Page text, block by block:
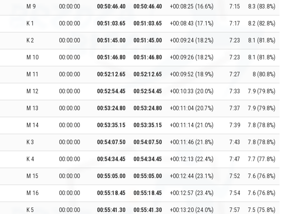
M 9 00:00:00 00:50:46.40 00:50:46.40 +00:08:25 (16.6%) 7:15 8.3 (83.8%)
K 1 00:00:00 00:51:03.65 00:51:03.65 +00:08:43 (17.1%) 7:17 8.2 (82.8%)
K 2 00:00:00 00:51:45.00 00:51:45.00 +00:09:24 (18.2%) 7:23 8.1 (81.8%)
M 10 00:00:00 00:51:46.80 00:51:46.80 +00:09:26 (18.2%) 7:23 8.1 (81.8%)
M 11 00:00:00 00:52:12.65 00:52:12.65 +00:09:52 (18.9%) 7:27 8 (80.8%)
M 12 00:00:00 00:52:54.45 00:52:54.45 +00:10:33 (20.0%) 7:33 7.9 (79.8%)
M 13 00:00:00 00:53:24.80 00:53:24.80 +00:11:04 (20.7%) 7:37 7.9 (79.8%)
M 14 00:00:00 00:53:35.15 00:53:35.15 +00:11:14 (21.0%) 7:39 7.8 (78.8%)
K 3 00:00:00 00:54:07.50 00:54:07.50 +00:11:46 (21.8%) 7:43 7.8 (78.8%)
K 4 00:00:00 00:54:34.45 00:54:34.45 +00:12:13 (22.4%) 7:47 7.7 (77.8%)
M 15 00:00:00 00:55:05.00 00:55:05.00 +00:12:44 (23.1%) 7:52 7.6 (76.8%)
M 16 00:00:00 00:55:18.45 00:55:18.45 +00:12:57 (23.4%) 7:54 7.6 (76.8%)
K 5 00:00:00 00:55:41.30 00:55:41.30 +00:13:20 (24.0%) 7:57 7.5 (75.8%)